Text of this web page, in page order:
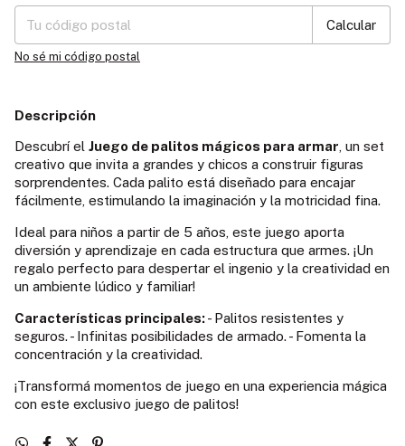
Calcular
No sé mi código postal
Descripción
Descubrí el Juego de palitos mágicos para armar , un set
creativo que invita a grandes y chicos a construir figuras
sorprendentes. Cada palito está diseñado para encajar
fácilmente, estimulando la imaginación y la motricidad fina.
Ideal para niños a partir de 5 años, este juego aporta
diversión y aprendizaje en cada estructura que armes. ¡Un
regalo perfecto para despertar el ingenio y la creatividad en
un ambiente lúdico y familiar!
Características principales:- Palitos resistentes y
seguros. - Infinitas posibilidades de armado. - Fomenta la
concentración y la creatividad.
¡Transformá momentos de juego en una experiencia mágica
con este exclusivo juego de palitos!